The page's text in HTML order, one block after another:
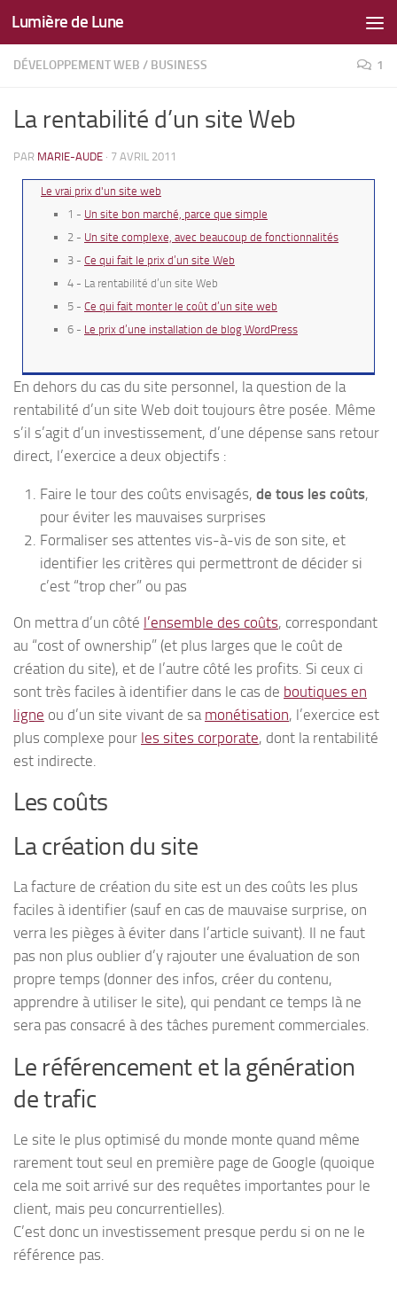
Skip to content
Lumière de Lune
DÉVELOPPEMENT WEB / BUSINESS 1
La rentabilité d’un site Web
PAR MARIE-AUDE · 7 AVRIL 2011
Le vrai prix d'un site web
1 - Un site bon marché, parce que simple
2 - Un site complexe, avec beaucoup de fonctionnalités
3 - Ce qui fait le prix d’un site Web
4 - La rentabilité d’un site Web
5 - Ce qui fait monter le coût d’un site web
6 - Le prix d’une installation de blog WordPress
En dehors du cas du site personnel, la question de la
rentabilité d’un site Web doit toujours être posée. Même
s’il s’agit d’un investissement, d’une dépense sans retour
direct, l’exercice a deux objectifs :
Faire le tour des coûts envisagés, de tous les coûts,
pour éviter les mauvaises surprises
Formaliser ses attentes vis-à-vis de son site, et
identifier les critères qui permettront de décider si
c’est “trop cher” ou pas
On mettra d’un côté l’ensemble des coûts, correspondant
au “cost of ownership” (et plus larges que le coût de
création du site), et de l’autre côté les profits. Si ceux ci
sont très faciles à identifier dans le cas de boutiques en
ligne ou d’un site vivant de sa monétisation, l’exercice est
plus complexe pour les sites corporate, dont la rentabilité
est indirecte.
Les coûts
La création du site
La facture de création du site est un des coûts les plus
faciles à identifier (sauf en cas de mauvaise surprise, on
verra les pièges à éviter dans l’article suivant). Il ne faut
pas non plus oublier d’y rajouter une évaluation de son
propre temps (donner des infos, créer du contenu,
apprendre à utiliser le site), qui pendant ce temps là ne
sera pas consacré à des tâches purement commerciales.
Le référencement et la génération
de trafic
Le site le plus optimisé du monde monte quand même
rarement tout seul en première page de Google (quoique
cela me soit arrivé sur des requêtes importantes pour le
client, mais peu concurrentielles).
C’est donc un investissement presque perdu si on ne le
référence pas.